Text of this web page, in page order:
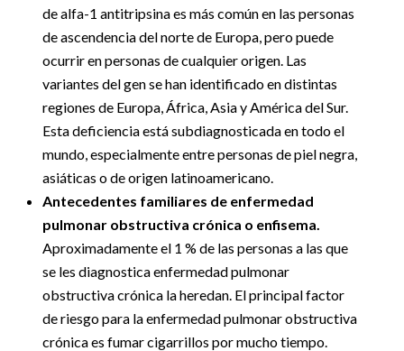
de alfa-1 antitripsina es más común en las personas
de ascendencia del norte de Europa, pero puede
ocurrir en personas de cualquier origen. Las
variantes del gen se han identificado en distintas
regiones de Europa, África, Asia y América del Sur.
Esta deficiencia está subdiagnosticada en todo el
mundo, especialmente entre personas de piel negra,
asiáticas o de origen latinoamericano.
Antecedentes familiares de enfermedad
pulmonar obstructiva crónica o enfisema.
Aproximadamente el 1 % de las personas a las que
se les diagnostica enfermedad pulmonar
obstructiva crónica la heredan. El principal factor
de riesgo para la enfermedad pulmonar obstructiva
crónica es fumar cigarrillos por mucho tiempo.